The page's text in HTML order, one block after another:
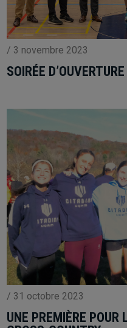
/ 3 novembre 2023
SOIRÉE
/ 31 octobre 2023
UNE PREMIÈRE POUR